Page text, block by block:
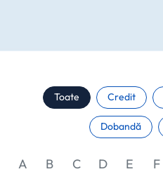
Toate Credit
Dobandă
A B C D E F